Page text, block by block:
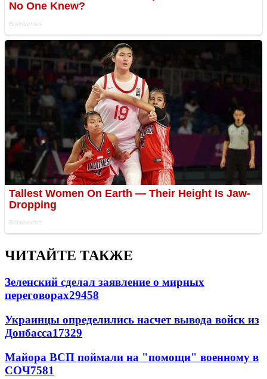
ЧИТАЙТЕ ТАКЖЕ
Зеленский сделал заявление о мирных
переговорах29458
Украинцы определились насчет вывода войск из
Донбасса17329
Майора ВСП поймали на "помощи" военному в
СОЧ7581